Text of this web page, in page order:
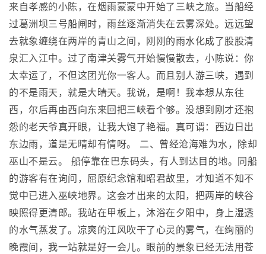
来自孝感的小陈，在烟雨蒙蒙中开始了三峡之旅。当船经
过葛洲坝三号船闸时，雨丝逐渐消失在云雾深处。远远望
去就象缠绕在两岸的青山之间，刚刚的雨水化成了股股清
泉汇入江中。过了南津关雾气开始慢慢散去，小陈说：你
太幸运了，不但这团光你一客人。而且别人游三峡，遇到
的不是雨天，就是大晴天。我说，是啊！我本想从东往
西，尔后再由西向东来回把三峡看个够。没想到刚才还抱
怨的老天爷真开眼，让我大饱了艳福。真可谓：西边日出
东边雨，道是无晴却有情呀。 二、曾经沧海难为水，除却
巫山不是云。 船停靠在巴东码头，有人到达目的地。同船
的游客有在询问，屈原纪念馆和昭君故里，才知道不知不
觉中已进入巫峡地界。这会才出来的太阳，把两岸的峡谷
映照得更清郎。我站在甲板上，沐浴在夕阳中，身上湿透
的水气蒸发了。凉爽的江风吹干了心灵的雾气，在绚丽的
晚霞间，我一站就是好一会儿。眼前的景象已经无法用苍